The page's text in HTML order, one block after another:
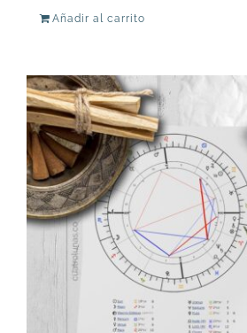
Añadir al carrito